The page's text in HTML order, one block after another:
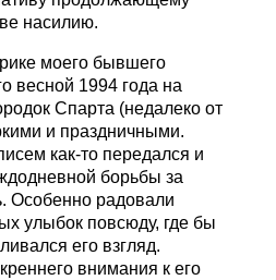
насилию.
моего бывшего
весной 1994 года на
Спарта (недалеко от
и праздничными.
как-то передался и
борьбы за
Особенно радовали
улыбок повсюду, где бы
его взгляд.
внимания к его